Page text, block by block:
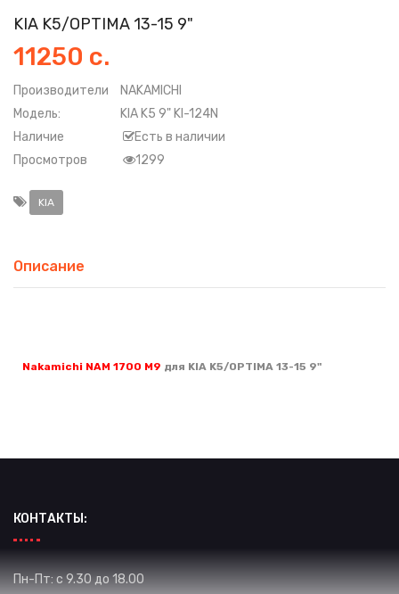
KIA K5/OPTIMA 13-15 9"
11250 с.
Производители
NAKAMICHI
Модель:
KIA K5 9" KI-124N
Наличие
Есть в наличии
Просмотров
1299
KIA
Описание
Nakamichi NAM 1700 M9 для KIA K5/OPTIMA 13-15 9"
КОНТАКТЫ:
Пн-Пт: с 9.30 до 18.00